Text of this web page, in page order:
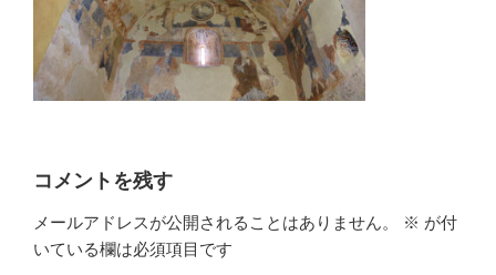
コメントを残す
メールアドレスが公開されることはありません。 ※ が付
いている欄は必須項目です